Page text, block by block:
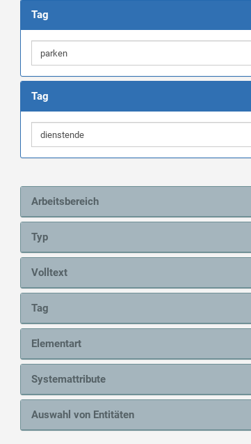
Tag
Tag
Arbeitsbereich
Typ
Volltext
Tag
Elementart
Systemattribute
Auswahl von Entitäten